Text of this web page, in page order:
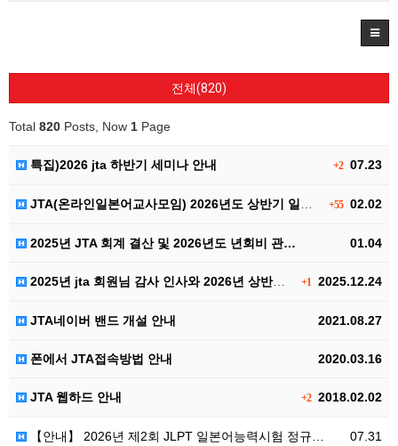
전체(820)
Total 820 Posts, Now 1 Page
+207.23
특집)2026 jta 하반기 세미나 안내
+5502.02
JTA(온라인일본어교사모임) 2026년도 상반기 일본어…
01.04
2025년 JTA 회계 결산 및 2026년도 년회비 관…
+1 2025.12.24
2025년 jta 회원님 감사 인사와 2026년 상반기…
2021.08.27
JTA네이버 밴드 개설 안내
2020.03.16
폰에서 JTA접속방법 안내
+22018.02.02
JTA 웹하드 안내
07.31
【안내】 2026년 제2회 JLPT 일본어능력시험 정규…